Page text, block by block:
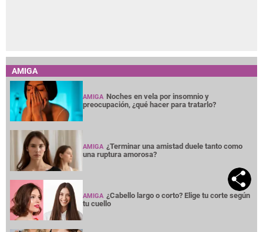
AMIGA
AMIGA Noches en vela por insomnio y
preocupación, ¿qué hacer para tratarlo?
AMIGA ¿Terminar una amistad duele tanto como
una ruptura amorosa?
AMIGA ¿Cabello largo o corto? Elige tu corte según
tu cuello